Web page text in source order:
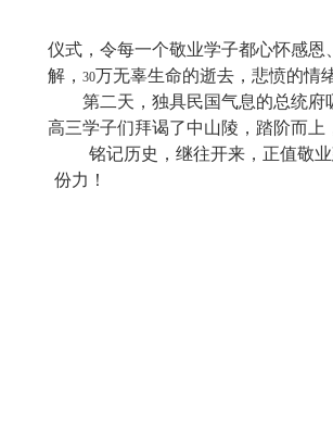
仪式，令每一个敬业学子都心怀感
解， 30万无辜生命的逝去，悲愤的情
第二天，独具民国气息的总统
高三学子们拜谒了中山陵，踏阶而
铭记历史，继往开来，正值敬
份力！